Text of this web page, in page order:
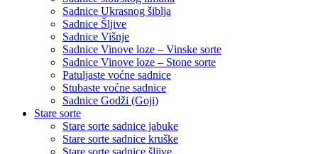
Sadnice Ukrasnog šiblja
Sadnice Šljive
Sadnice Višnje
Sadnice Vinove loze – Vinske sorte
Sadnice Vinove loze – Stone sorte
Patuljaste voćne sadnice
Stubaste voćne sadnice
Sadnice Godži (Goji)
Stare sorte
Stare sorte sadnice jabuke
Stare sorte sadnice kruške
Stare sorte sadnice šljive